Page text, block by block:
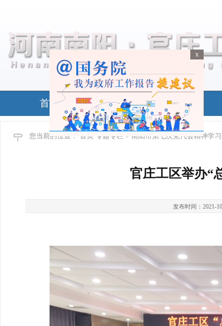
首页 政务公开
您当前的位置： 首页 专题专栏 > 南阳市第七次党代会精神学
官庄工区举办“
发布时间：2021-
x
x